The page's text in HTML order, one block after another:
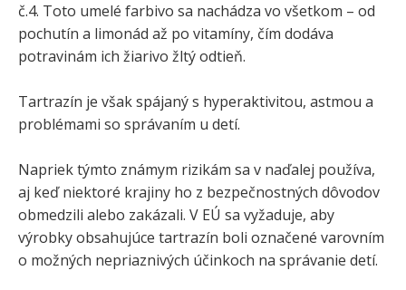
č.4. Toto umelé farbivo sa nachádza vo všetkom – od
pochutín a limonád až po vitamíny, čím dodáva
potravinám ich žiarivo žltý odtieň.
Tartrazín je však spájaný s hyperaktivitou, astmou a
problémami so správaním u detí.
Napriek týmto známym rizikám sa v naďalej používa,
aj keď niektoré krajiny ho z bezpečnostných dôvodov
obmedzili alebo zakázali. V EÚ sa vyžaduje, aby
výrobky obsahujúce tartrazín boli označené varovním
o možných nepriaznivých účinkoch na správanie detí.